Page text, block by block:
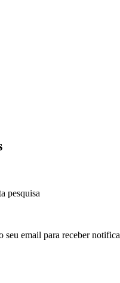
pesquisa
email para receber